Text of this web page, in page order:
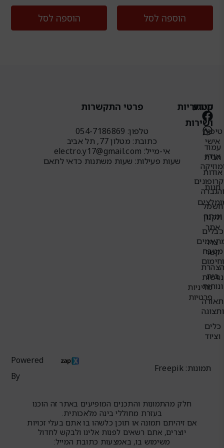
הוספה לסל הוספה לסל
F
a
c
e
b
o
o
k
W
h
a
t
s
a
p
p
מידע
ושירות
עמוד
הבית
אודות
חנות
תקנון
אתר
צרו
קשר
נגישות
מדיניות
פרטיות
קטגוריות
טיפוח
אישי
אודיו
חשמל
ומתח
כבלים
מטבח
וחימום
בית
ונוחות
תאורה
ותצוגה
כלים
וציוד
פרטי התקשרות
טלפון: 054-7186869
כתובת: מטלון 77, תל אביב
אי-מייל: electro.y17@gmail.com
שעות פעילות: שעות משתנות כדאי לתאם
תמונות: Freepik
Powered
By
חלק מהתמונות והתכנים המופיעים באתר זה הוכנו
בעזרת מחוללי בינה מלאכותית.
אם זיהיתם תמונה או תוכן כלשהו בו אתם בעלי זכויות
יוצרים, אתם רשאים לפנות אלינו ולבקש לחדול
משימוש בו, באמצעות כתובת המייל: